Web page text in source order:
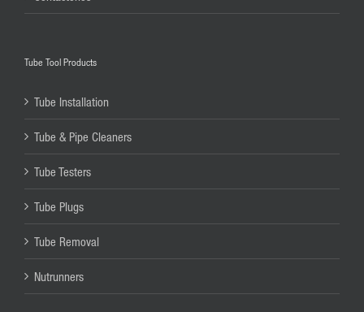
Tube Tool Products
Tube Installation
Tube & Pipe Cleaners
Tube Testers
Tube Plugs
Tube Removal
Nutrunners